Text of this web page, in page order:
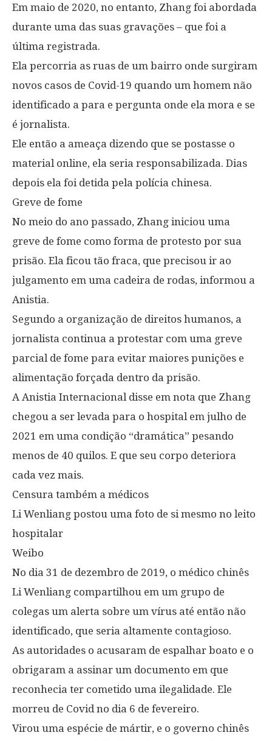
Em maio de 2020, no entanto, Zhang foi abordada
durante uma das suas gravações – que foi a
última registrada.
Ela percorria as ruas de um bairro onde surgiram
novos casos de Covid-19 quando um homem não
identificado a para e pergunta onde ela mora e se
é jornalista.
Ele então a ameaça dizendo que se postasse o
material online, ela seria responsabilizada. Dias
depois ela foi detida pela polícia chinesa.
Greve de fome
No meio do ano passado, Zhang iniciou uma
greve de fome como forma de protesto por sua
prisão. Ela ficou tão fraca, que precisou ir ao
julgamento em uma cadeira de rodas, informou a
Anistia.
Segundo a organização de direitos humanos, a
jornalista continua a protestar com uma greve
parcial de fome para evitar maiores punições e
alimentação forçada dentro da prisão.
A Anistia Internacional disse em nota que Zhang
chegou a ser levada para o hospital em julho de
2021 em uma condição “dramática” pesando
menos de 40 quilos. E que seu corpo deteriora
cada vez mais.
Censura também a médicos
Li Wenliang postou uma foto de si mesmo no leito
hospitalar
Weibo
No dia 31 de dezembro de 2019, o médico chinês
Li Wenliang compartilhou em um grupo de
colegas um alerta sobre um vírus até então não
identificado, que seria altamente contagioso.
As autoridades o acusaram de espalhar boato e o
obrigaram a assinar um documento em que
reconhecia ter cometido uma ilegalidade. Ele
morreu de Covid no dia 6 de fevereiro.
Virou uma espécie de mártir, e o governo chinês